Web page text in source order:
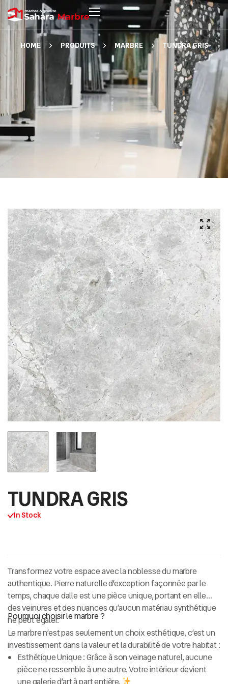
HOME PRODUITS MARBRE TUNDRA GRIS
TUNDRA GRIS
In Stock
Transformez votre espace avec la noblesse dumarbre
authentique. Pierre naturelle d’exception façonnée par le
temps, chaque dalle est une pièce unique, portant en elle
des veinures et des nuances qu’aucun matériau synthétique
ne peut égaler.
Pourquoi choisir le marbre ?
Le marbre n’est pas seulement un choix esthétique, c’est un
investissement dans la valeur et la durabilité de votre habitat :
Esthétique Unique :Grâce à son veinage naturel, aucune
pièce ne ressemble à une autre. Votre intérieur devient
une galerie d’art à part entière.